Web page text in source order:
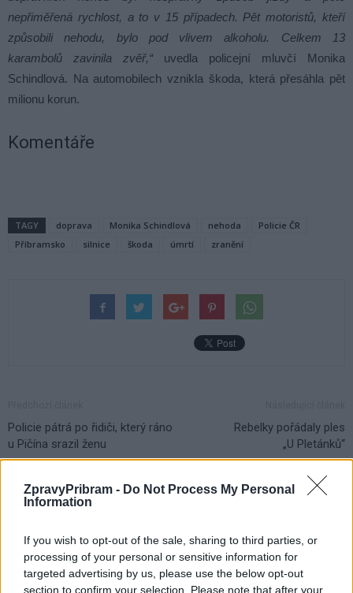
ZpravyPribram - Do Not Process My Personal
Information
If you wish to opt-out of the sale, sharing to third parties, or
processing of your personal or sensitive information for
targeted advertising by us, please use the below opt-out
section to confirm your selection. Please note that after your
nepřiměřená rychlost, a to v 15 případech. Pět motoristů, kteří
způsobili nehodu, bylo pod vlivem alkoholu. Celkem 13
karambolů zavinila zvěř,“ uvedla policejní mluvčí Monika
Schindlová. Na automobilech vznikla škoda, která přesáhla pět
milionu korun.
Komentáře
TAGY doprava Monika Schindlová nehoda
Policie ČR
Příbramsko
silnice škoda úmrtí zranění
Policie pátrá po řidiči, který ráno
u Pičína srazil ženu
Rebelky pořádaly ples
„U Pletánků“
SOUVISEJÍCÍ ČLÁNKY
Vykradených aut na Příbramsku přibylo.
Policie připomíná: Auto není trezor